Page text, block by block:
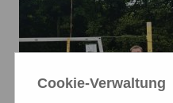
Cookie-Verwaltung